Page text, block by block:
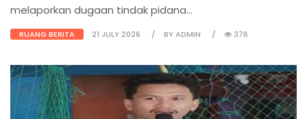
melaporkan dugaan tindak pidana...
RUANG BERITA 21 JULY 2026 BY ADMIN 376